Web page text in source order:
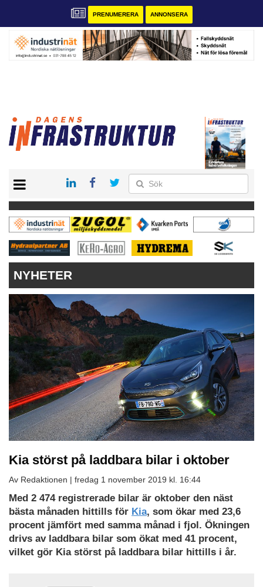
PRENUMERERA ANNONSERA
KONTAKT
VÅRA ANDRA MAGASIN
PRENUMERERA
ANNONSERA
NYHETER
Kia störst på laddbara bilar i oktober
Av Redaktionen | fredag 1 november 2019 kl. 16:44
Med 2 474 registrerade bilar är oktober den näst
bästa månaden hittills för Kia, som ökar med 23,6
procent jämfört med samma månad i fjol. Ökningen
drivs av laddbara bilar som ökat med 41 procent,
vilket gör Kia störst på laddbara bilar hittills i år.